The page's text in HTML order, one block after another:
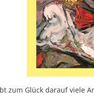
zum Glück darauf viele